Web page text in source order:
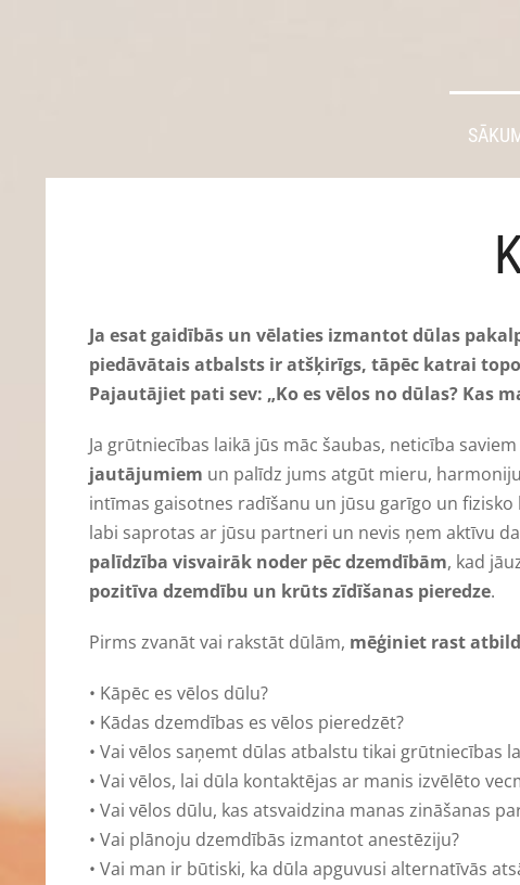
Ja esat gaidībās un vēlaties izmantot dūlas
piedāvātais atbalsts ir atšķirīgs, tāpēc katrai
Pajautājiet pati sev: „Ko es vēlos no dūlas? Kas
Ja grūtniecības laikā jūs māc šaubas, neticība
jautājumiem un palīdz jums atgūt mieru,
intīmas gaisotnes radīšanu un jūsu garīgo un
labi saprotas ar jūsu partneri un nevis ņem aktīvu
palīdzība visvairāk noder pēc dzemdībām, kad
pozitīva dzemdību un krūts zīdīšanas pieredze.
Pirms zvanāt vai rakstāt dūlām, mēģiniet rast
• Kāpēc es vēlos dūlu?
• Kādas dzemdības es vēlos pieredzēt?
• Vai vēlos saņemt dūlas atbalstu tikai grūtniecības
• Vai vēlos, lai dūla kontaktējas ar manis izvēlēto
• Vai vēlos dūlu, kas atsvaidzina manas zināšanas
• Vai plānoju dzemdībās izmantot anestēziju?
• Vai man ir būtiski, ka dūla apguvusi alternatīvās